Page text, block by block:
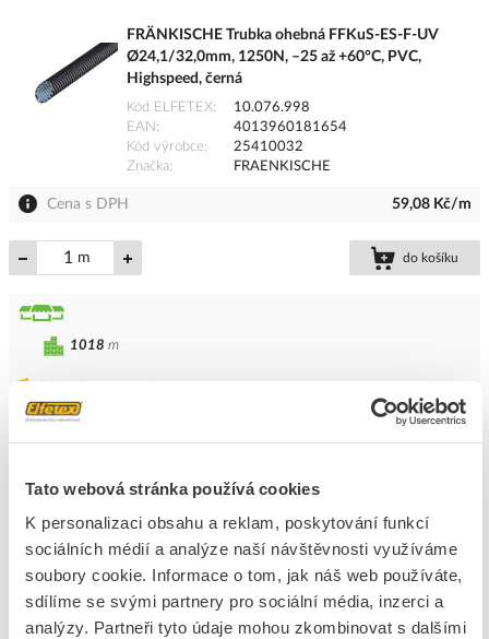
Tato webová stránka používá cookies
K personalizaci obsahu a reklam, poskytování funkcí
sociálních médií a analýze naší návštěvnosti využíváme
soubory cookie. Informace o tom, jak náš web používáte,
sdílíme se svými partnery pro sociální média, inzerci a
analýzy. Partneři tyto údaje mohou zkombinovat s dalšími
FRÄNKISCHE Trubka ohebná FFKuS-ES-F-UV
Ø24,1/32,0mm, 1250N, –25 až +60°C, PVC,
Highspeed, černá
Kód ELFETEX
10.076.998
EAN
4013960181654
Kód výrobce
25410032
Značka
FRAENKISCHE
Cena s DPH 59,08 Kč/m
m do košíku
1018 m
Highspeed, černá
Kód ELFETEX
10.078.012
EAN
4013960178951
Kód výrobce
Značka
FRAENKISCHE
Cena s DPH 26,63 Kč/m